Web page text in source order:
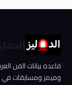
قاعدة بيانات الفن
وميمز ومسابقات في